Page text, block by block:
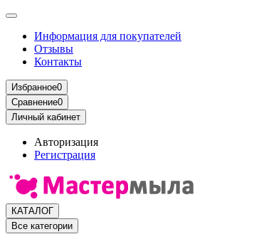
Информация для покупателей
Отзывы
Контакты
Избранное0
Сравнение0
Личный кабинет
Авторизация
Регистрация
КАТАЛОГ
Все категории